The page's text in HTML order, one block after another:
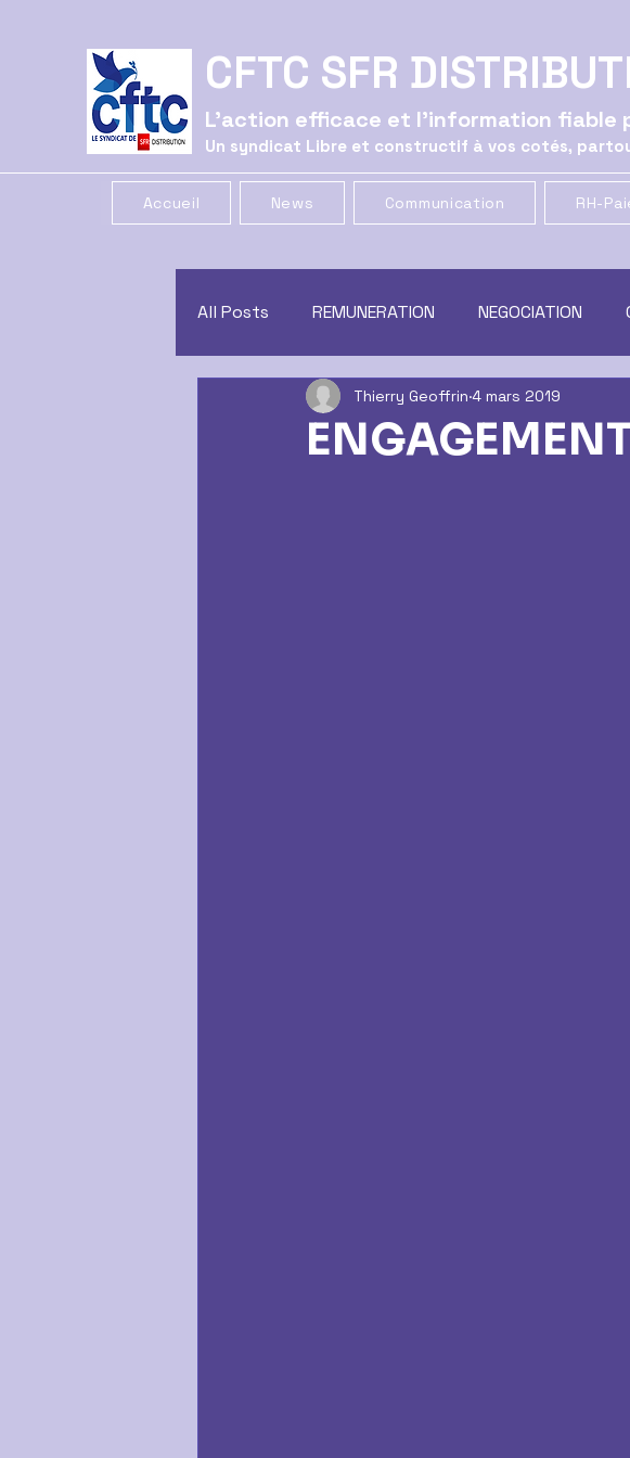
CFTC SFR
L'action efficace et l'information fiable
Un syndicat Libre et constructif à vos cotés,
Accueil News Communication RH-
All Posts REMUNERATION NEGOCIATION
GREVE COMMUNICATION
Thierry Geoffrin 4 mars 2019